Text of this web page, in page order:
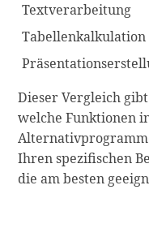
Textverarbeitung
Tabellenkalkulation
Dieser Vergleich
welche Funktionen
Ihren spezifischen
die am besten